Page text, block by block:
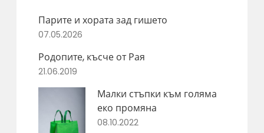
Парите и хората зад гишето
07.05.2026
Родопите, късче от Рая
21.06.2019
Малки стъпки към голяма
еко промяна
08.10.2022